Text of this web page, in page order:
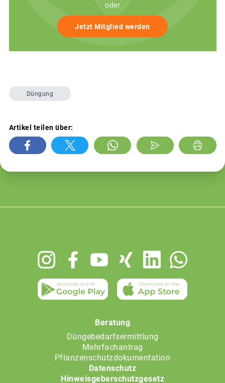
oder
Jetzt Mitglied werden
Düngung
Artikel teilen über:
Beratung
Düngebedarfsermittlung
Mehrfachantrag
Pflanzenschutzdokumentation
Datenschutz
Hinweisgeberschutzgesetz